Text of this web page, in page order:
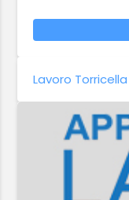
Lavoro Torricella